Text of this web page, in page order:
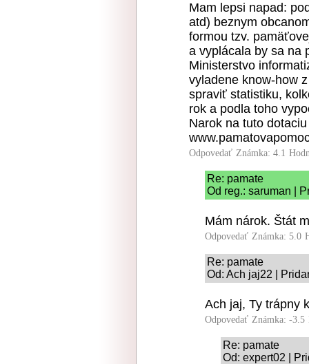
Mam lepsi napad:
atd) beznym
formou tzv.
a vyplácala by sa na
Ministerstvo
vyladene know-how
spraviť statistiku,
rok a podla toho
Narok na tuto
Odpovedať Známka: 4.1
Re: pamate
Od reg.: saruman |
Mám nárok. Štát
Odpovedať Známka: 5.0
Re: pamate
Od: Ach jaj22 |
Ach jaj, Ty trápny
Odpovedať Známka: -3.5
Re: pamate
Od: expert02 |